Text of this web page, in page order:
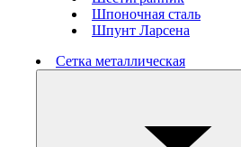
Шпоночная сталь
Шпунт Ларсена
Сетка металлическая